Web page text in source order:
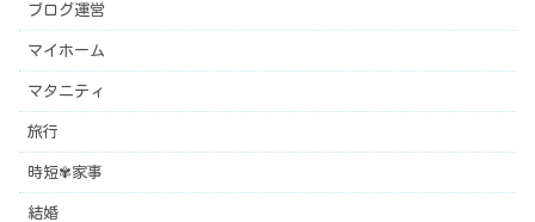
ブログ運営
マイホーム
マタニティ
旅行
時短✾家事
結婚